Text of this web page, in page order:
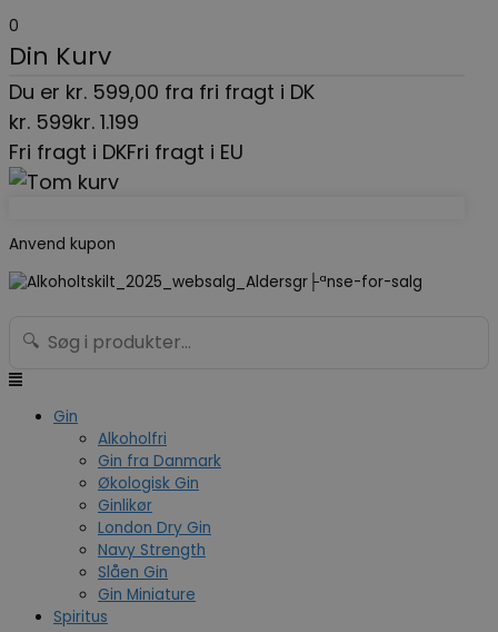
0
Din Kurv
Du er kr. 599,00 fra fri fragt i DK
kr. 599kr. 1.199
Fri fragt i DKFri fragt i EU
Anvend kupon
til
indholdet
🔍
Gin
Alkoholfri
Gin fra Danmark
Økologisk Gin
Ginlikør
London Dry Gin
Navy Strength
Slåen Gin
Gin Miniature
Spiritus